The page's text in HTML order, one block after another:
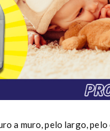
a muro, pelo largo,